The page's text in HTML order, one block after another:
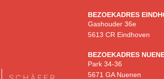
BEZOEKADRES
Gashouder 36e
5613 CR Eindhoven
BEZOEKADRES
Park 34-36
5671 GA Nuenen